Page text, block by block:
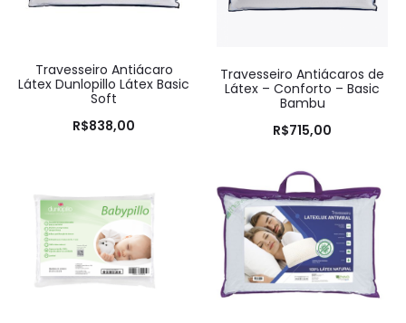
Travesseiro Antiácaro
Látex Dunlopillo Látex Basic
Soft
R$838,00
Travesseiro Antiácaros de
Látex – Conforto – Basic
Bambu
R$715,00